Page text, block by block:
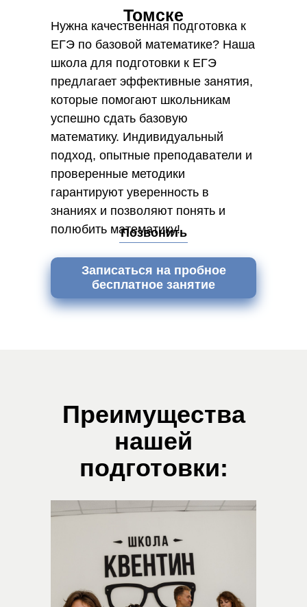
Томске
Позвонить
Записаться на пробное
бесплатное занятие
Нужна качественная подготовка к
ЕГЭ по базовой математике? Наша
школа для подготовки к ЕГЭ
предлагает эффективные занятия,
которые помогают школьникам
успешно сдать базовую
математику. Индивидуальный
подход, опытные преподаватели и
проверенные методики
гарантируют уверенность в
знаниях и позволяют понять и
полюбить математику!
Преимущества
нашей
подготовки: